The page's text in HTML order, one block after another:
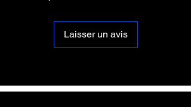
Laisser un avis